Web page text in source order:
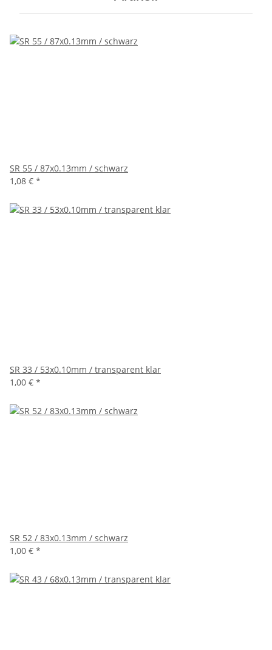
SR 55 / 87x0.13mm / schwarz
1,08 € *
SR 33 / 53x0.10mm / transparent klar
1,00 € *
SR 52 / 83x0.13mm / schwarz
1,00 € *